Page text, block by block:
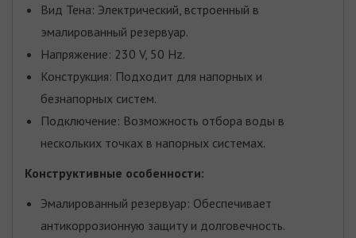
Вид Тена: Электрический, встроенный в
эмалированный резервуар.
Напряжение: 230 V, 50 Hz.
Конструкция: Подходит для напорных и
безнапорных систем.
Подключение: Возможность отбора воды в
нескольких точках в напорных системах.
Конструктивные особенности:
Эмалированный резервуар: Обеспечивает
антикоррозионную защиту и долговечность.